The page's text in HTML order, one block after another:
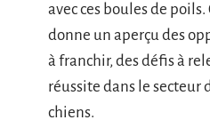
avec ces boules de
donne un aperçu des
à franchir, des défis à
réussite dans le secteur
chiens.